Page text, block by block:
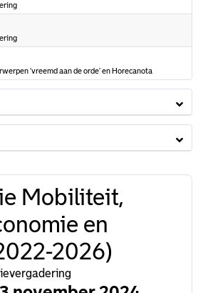
‘vreemd aan de orde’ en Horecanota
Mobiliteit,
en
2026)